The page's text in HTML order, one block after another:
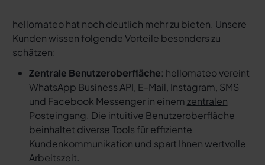
hellomateo hat noch deutlich mehr zu bieten. Unsere
Kunden wissen folgende Vorteile besonders zu
schätzen:
Zentrale Benutzeroberfläche: hellomateo vereint
WhatsApp Business API, E-Mail, Instagram, SMS
und Facebook Messenger in einem zentralen
Posteingang. Die intuitive Benutzeroberfläche
beinhaltet diverse Tools für effiziente
Kundenkommunikation und spart Ihnen wertvolle
Arbeitszeit.